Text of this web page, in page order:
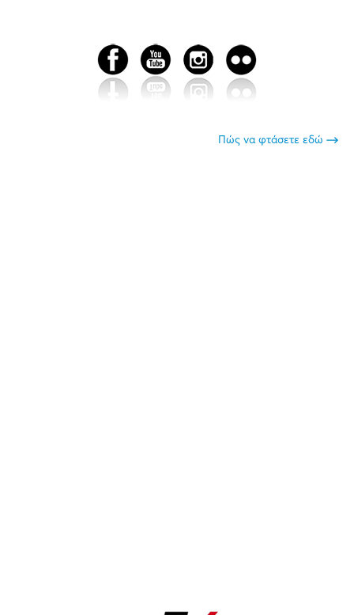
Πώς να φτάσετε εδώ